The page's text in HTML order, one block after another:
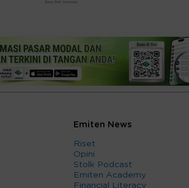
Emiten News
Riset
Opini
Stolk Podcast
Emiten Academy
Financial Literacy